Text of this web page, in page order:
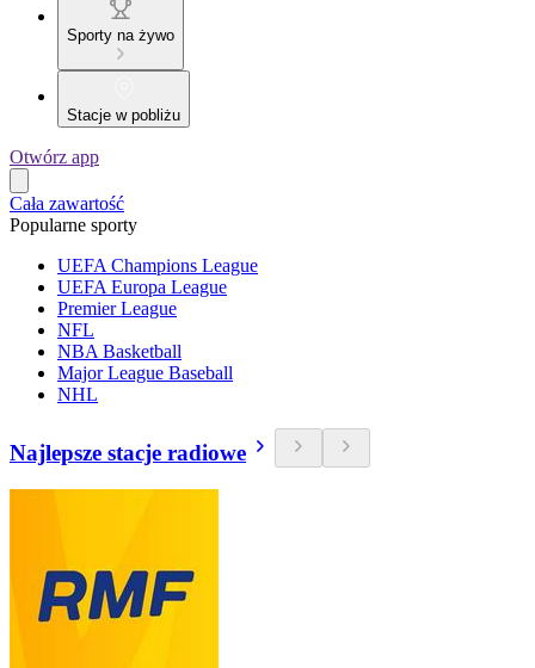
Sporty na żywo
Stacje w pobliżu
Otwórz app
Cała zawartość
Popularne sporty
UEFA Champions League
UEFA Europa League
Premier League
NFL
NBA Basketball
Major League Baseball
NHL
Najlepsze stacje radiowe